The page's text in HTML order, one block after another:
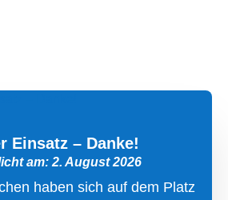
Einsatz – Danke!
am: 2. August 2026
haben sich auf dem Platz